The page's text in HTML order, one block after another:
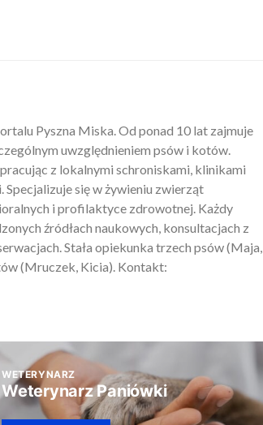
Pyszna Miska. Od ponad 10 lat zajmuje
uwzględnieniem psów i kotów.
z lokalnymi schroniskami, klinikami
się w żywieniu zwierząt
i profilaktyce zdrowotnej. Każdy
źródłach naukowych, konsultacjach z
Stała opiekunka trzech psów (Maja,
(Mruczek, Kicia). Kontakt:
WETERYNARZ
Weterynarz Paniówki